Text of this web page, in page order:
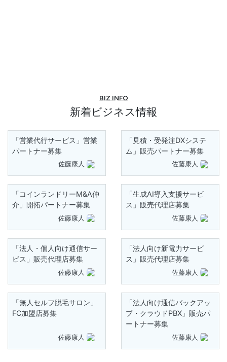
Biz info
新着ビジネス情報
「営業代行サービス」営業
パートナー募集
佐藤康人
「見積・受発注DXシステ
ム」販売パートナー募集
佐藤康人
「コインランドリーM&A仲
介」開拓パートナー募集
佐藤康人
「生成AI導入支援サービ
ス」販売代理店募集
佐藤康人
「法人・個人向け通信サー
ビス」販売代理店募集
佐藤康人
「法人向け新電力サービ
ス」販売代理店募集
佐藤康人
「無人セルフ脱毛サロン」
FC加盟店募集
佐藤康人
「法人向け通信バックアッ
プ・クラウドPBX」販売パ
ートナー募集
佐藤康人